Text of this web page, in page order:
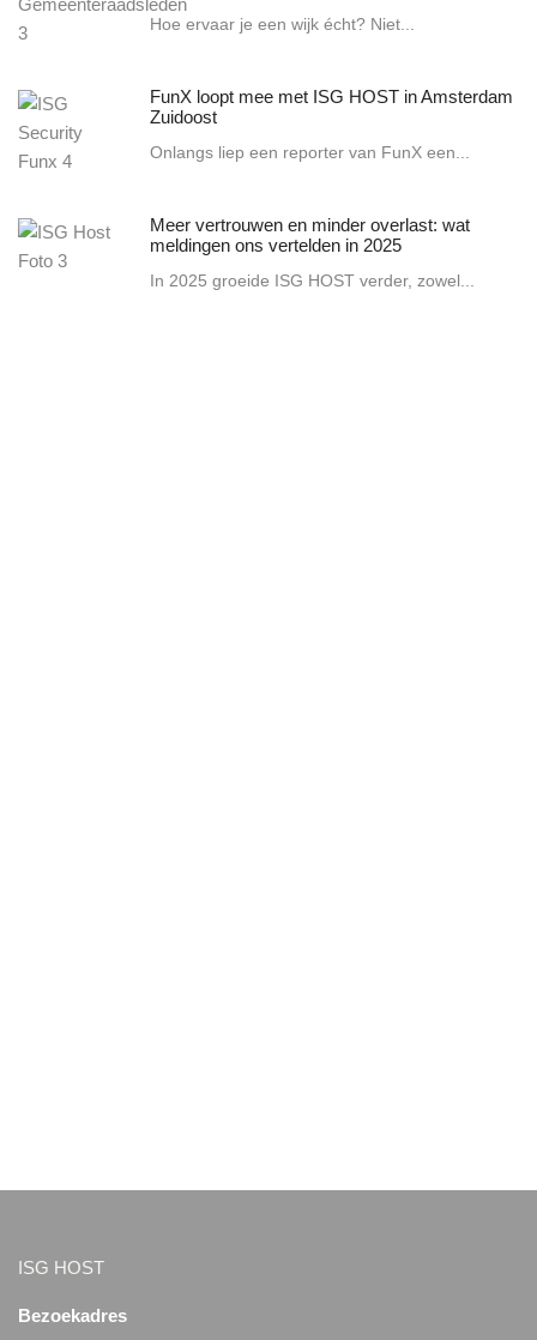
Hoe ervaar je een wijk écht? Niet...
FunX loopt mee met ISG HOST in Amsterdam
Zuidoost
Onlangs liep een reporter van FunX een...
Meer vertrouwen en minder overlast: wat
meldingen ons vertelden in 2025
In 2025 groeide ISG HOST verder, zowel...
ISG HOST
Bezoekadres